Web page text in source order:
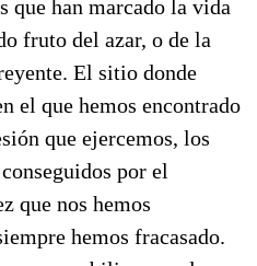
que han marcado la vida
fruto del azar, o de la
El sitio donde
el que hemos encontrado
que ejercemos, los
por el
que nos hemos
hemos fracasado.